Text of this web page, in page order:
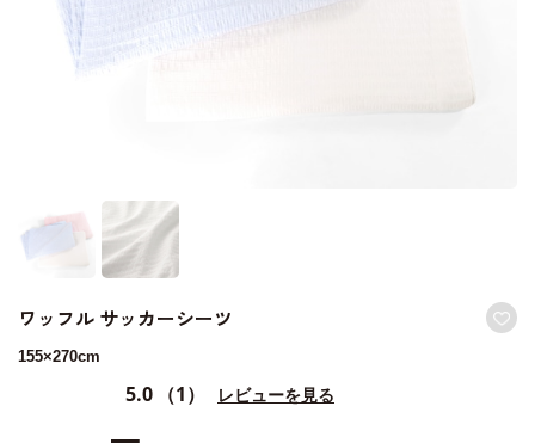
ワッフル サッカーシーツ
155×270cm
5.0 （1） レビューを見る